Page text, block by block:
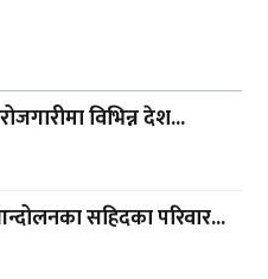
विभिन्न देश...
सहिदका परिवार...